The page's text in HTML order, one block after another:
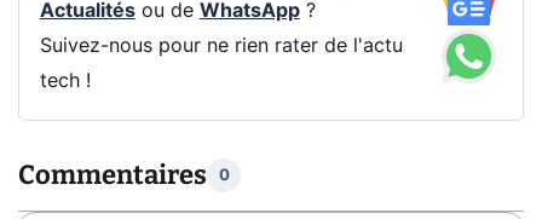
Actualitésou de WhatsApp?
Suivez-nous pour ne rien rater de l'actu
tech !
Commentaires 0